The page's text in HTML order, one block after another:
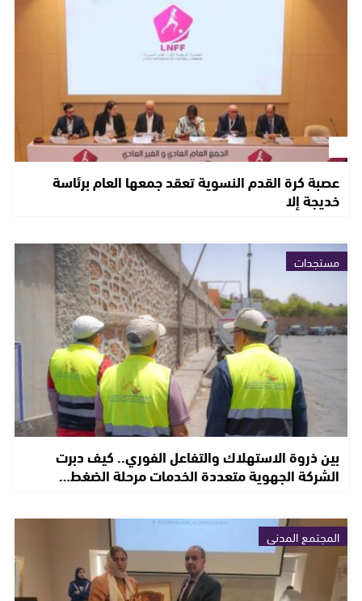
عصبة كرة القدم النسوية تعقد جمعها العام برئاسة
خديجة إلا
مستجدات
بين ذروة الاستهلاك والتفاعل الفوري.. كيف دبرت
الشركة الجهوية متعددة الخدمات مرحلة الضغط…
المجتمع المدني